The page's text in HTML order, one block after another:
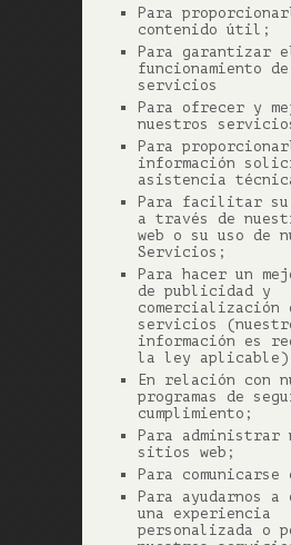
Para
contenido útil;
Para garantizar
funcionamiento
servicios
Para ofrecer y
nuestros
Para
información
asistencia
Para facilitar su
a través de
web o su uso de
Servicios;
Para hacer un
de publicidad y
comercialización
servicios
información es
la ley
En relación con
programas de
cumplimiento;
Para administrar
sitios web;
Para comunicarse
Para ayudarnos
una experiencia
personalizada o